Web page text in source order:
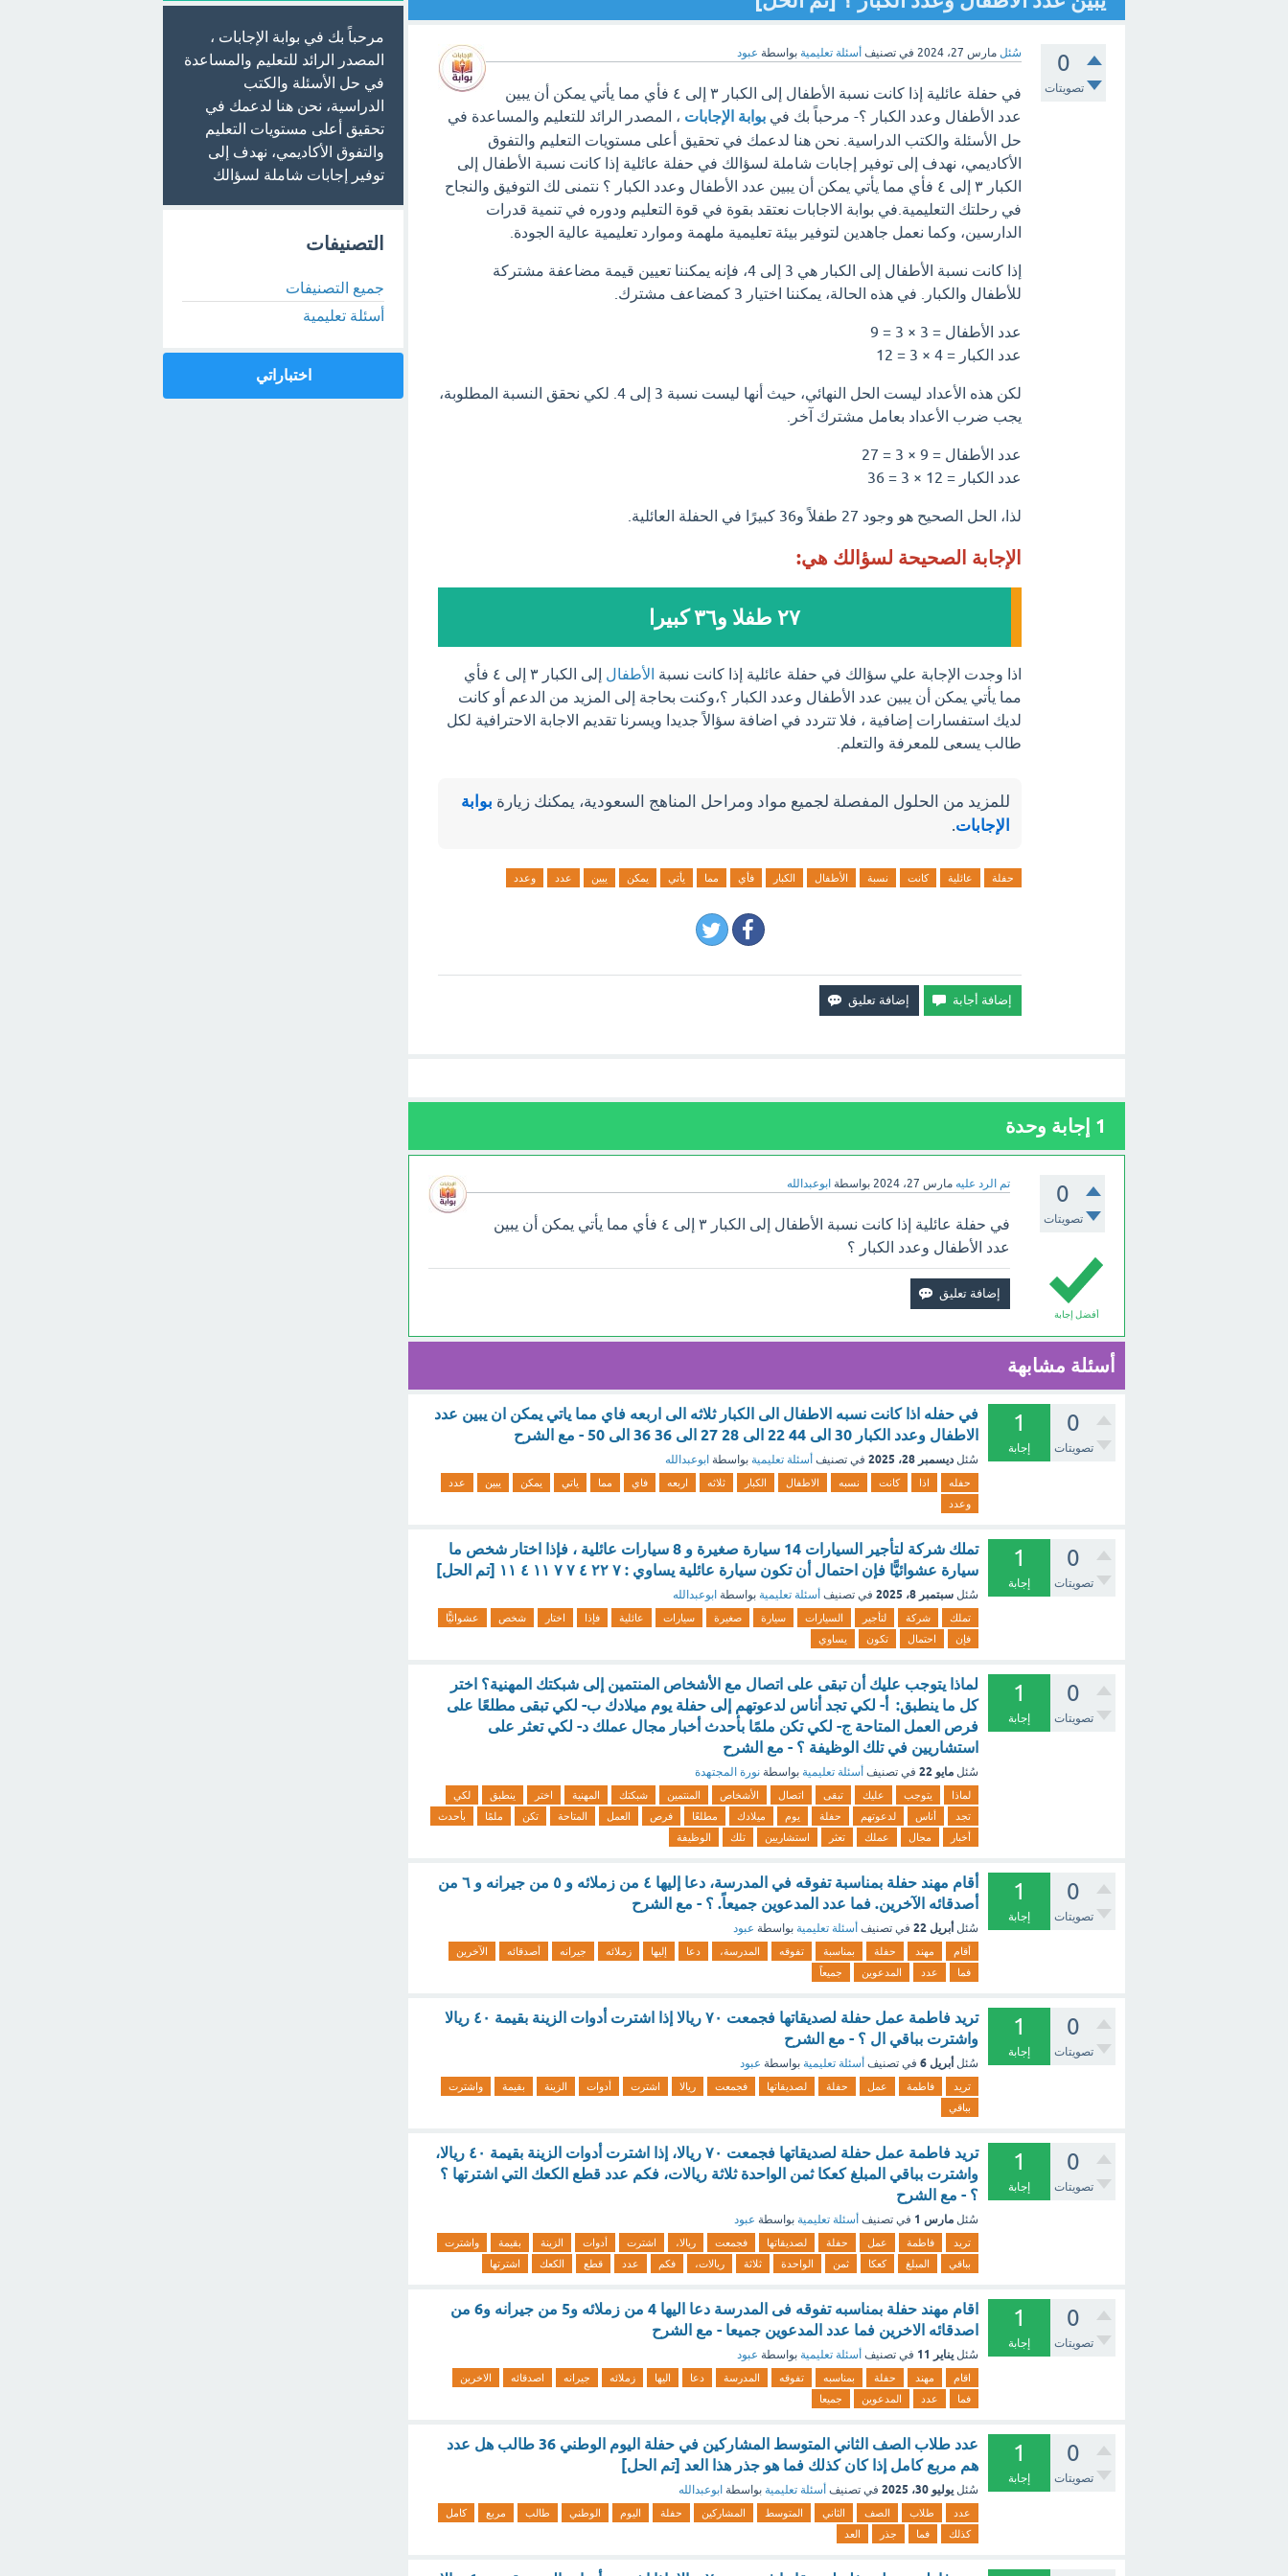
0
تصويتات
سُئل مارس 27، 2024 في تصنيف أسئلة تعليمية بواسطة عبود
في حفلة عائلية إذا كانت نسبة الأطفال إلى الكبار ٣ إلى ٤ فأي مما يأتي يمكن أن يبين
عدد الأطفال وعدد الكبار ؟- مرحباً بك في بوابة الإجابات ، المصدر الرائد للتعليم والمساعدة في
حل الأسئلة والكتب الدراسية. نحن هنا لدعمك في تحقيق أعلى مستويات التعليم والتفوق
الأكاديمي، نهدف إلى توفير إجابات شاملة لسؤالك في حفلة عائلية إذا كانت نسبة الأطفال إلى
الكبار ٣ إلى ٤ فأي مما يأتي يمكن أن يبين عدد الأطفال وعدد الكبار ؟ نتمنى لك التوفيق والنجاح
في رحلتك التعليمية.في بوابة الاجابات نعتقد بقوة في قوة التعليم ودوره في تنمية قدرات
الدارسين، وكما نعمل جاهدين لتوفير بيئة تعليمية ملهمة وموارد تعليمية عالية الجودة.
إذا كانت نسبة الأطفال إلى الكبار هي 3 إلى 4، فإنه يمكننا تعيين قيمة مضاعفة مشتركة
للأطفال والكبار. في هذه الحالة، يمكننا اختيار 3 كمضاعف مشترك.
عدد الأطفال = 3 × 3 = 9
عدد الكبار = 4 × 3 = 12
لكن هذه الأعداد ليست الحل النهائي، حيث أنها ليست نسبة 3 إلى 4. لكي نحقق النسبة المطلوبة،
يجب ضرب الأعداد بعامل مشترك آخر.
عدد الأطفال = 9 × 3 = 27
عدد الكبار = 12 × 3 = 36
لذا، الحل الصحيح هو وجود 27 طفلاً و36 كبيرًا في الحفلة العائلية.
الإجابة الصحيحة لسؤالك هي:
٢٧ طفلا و٣٦ كبيرا
اذا وجدت الإجابة علي سؤالك في حفلة عائلية إذا كانت نسبة الأطفال
إلى الكبار ٣ إلى ٤ فأي
مما يأتي يمكن أن يبين عدد الأطفال وعدد الكبار ؟،وكنت بحاجة إلى المزيد من الدعم أو كانت
لديك استفسارات إضافية ، فلا تتردد في اضافة سؤالاً جديدا ويسرنا تقديم الاجابة الاحترافية لكل
طالب يسعى للمعرفة والتعلم.
للمزيد من الحلول المفصلة لجميع مواد ومراحل المناهج السعودية، يمكنك زيارة بوابة
الإجابات.
حفلة عائلية كانت نسبة الأطفال الكبار فأي مما يأتي يمكن يبين عدد وعدد
1 إجابة وحدة
0
تصويتات
تم الرد عليه مارس 27، 2024 بواسطة ابوعبدالله
أفضل إجابة
في حفلة عائلية إذا كانت نسبة الأطفال إلى الكبار ٣ إلى ٤ فأي مما يأتي يمكن أن يبين
عدد الأطفال وعدد الكبار ؟
أسئلة مشابهة
0
تصويتات
1
إجابة
في حفله اذا كانت نسبه الاطفال الى الكبار ثلاثه الى اربعه فاي مما ياتي يمكن ان يبين عدد
الاطفال وعدد الكبار 30 الى 44 22 الى 28 27 الى 36 36 الى 50 - مع الشرح
سُئل ديسمبر 28، 2025 في تصنيف أسئلة تعليمية بواسطة ابوعبدالله
حفله اذا كانت نسبه الاطفال الكبار ثلاثه اربعه فاي مما ياتي يمكن يبين
عدد
وعدد
0
تصويتات
1
إجابة
تملك شركة لتأجير السيارات 14 سيارة صغيرة و 8 سيارات عائلية ، فإذا اختار شخص ما
سيارة عشوائيًّا فإن احتمال أن تكون سيارة عائلية يساوي : ٧ ٢٢ ٤ ٧ ٧ ١١ ٤ ١١ [تم الحل]
سُئل سبتمبر 8، 2025 في تصنيف أسئلة تعليمية بواسطة ابوعبدالله
تملك شركة لتأجير السيارات سيارة صغيرة سيارات عائلية فإذا اختار شخص
عشوائيًّا
فإن
احتمال تكون يساوي
0
تصويتات
1
إجابة
لماذا يتوجب عليك أن تبقى على اتصال مع الأشخاص المنتمين إلى شبكتك المهنية؟ اختر
كل ما ينطبق: أ- لكي تجد أناس لدعوتهم إلى حفلة يوم ميلادك ب- لكي تبقى مطلعًا على
فرص العمل المتاحة ج- لكي تكن ملمًا بأحدث أخبار مجال عملك د- لكي تعثر على
استشاريين في تلك الوظيفة ؟ - مع الشرح
سُئل مايو 22 في تصنيف أسئلة تعليمية بواسطة نورة المجتهدة
لماذا يتوجب عليك تبقى اتصال الأشخاص المنتمين شبكتك المهنية اختر ينطبق
لكي
تجد
أناس لدعوتهم حفلة يوم ميلادك مطلعًا فرص العمل المتاحة تكن ملمًا
بأحدث
أخبار
مجال عملك تعثر استشاريين تلك الوظيفة
0
تصويتات
1
إجابة
أقام مهند حفلة بمناسبة تفوقه في المدرسة، دعا إليها ٤ من زملائه و ٥ من جيرانه و ٦ من
أصدقائه الآخرين. فما عدد المدعوين جميعاً. ؟ - مع الشرح
سُئل أبريل 22 في تصنيف أسئلة تعليمية بواسطة عبود
أقام مهند حفلة بمناسبة تفوقه المدرسة، دعا إليها زملائه جيرانه أصدقائه
الآخرين
فما
عدد المدعوين جميعاً
0
تصويتات
1
إجابة
تريد فاطمة عمل حفلة لصديقاتها فجمعت ٧٠ ريالا إذا اشترت أدوات الزينة بقيمة ٤٠ ريالا
واشترت بباقي ال ؟ - مع الشرح
سُئل أبريل 6 في تصنيف أسئلة تعليمية بواسطة عبود
تريد فاطمة عمل حفلة لصديقاتها فجمعت ريالا اشترت أدوات الزينة بقيمة
واشترت
بباقي
0
تصويتات
1
إجابة
تريد فاطمة عمل حفلة لصديقاتها فجمعت ٧٠ ريالا، إذا اشترت أدوات الزينة بقيمة ٤٠ ريالا،
واشترت بباقي المبلغ كعكا ثمن الواحدة ثلاثة ريالات، فكم عدد قطع الكعك التي اشترتها ؟
؟ - مع الشرح
سُئل مارس 1 في تصنيف أسئلة تعليمية بواسطة عبود
تريد فاطمة عمل حفلة لصديقاتها فجمعت ريالا، اشترت أدوات الزينة بقيمة
واشترت
بباقي
المبلغ كعكا ثمن الواحدة ثلاثة ريالات، فكم عدد قطع الكعك اشترتها
0
تصويتات
1
إجابة
اقام مهند حفلة بمناسبه تفوقه فى المدرسة دعا اليها 4 من زملائه و5 من جيرانه و6 من
اصدقائه الاخرين فما عدد المدعوين جميعا - مع الشرح
سُئل يناير 11 في تصنيف أسئلة تعليمية بواسطة عبود
اقام مهند حفلة بمناسبه تفوقه المدرسة دعا اليها زملائه جيرانه اصدقائه
الاخرين
فما
عدد المدعوين جميعا
0
تصويتات
1
إجابة
عدد طلاب الصف الثاني المتوسط المشاركين في حفلة اليوم الوطني 36 طالب هل عدد
هم مربع كامل إذا كان كذلك فما هو جذر هذا العد [تم الحل]
سُئل يوليو 30، 2025 في تصنيف أسئلة تعليمية بواسطة ابوعبدالله
عدد طلاب الصف الثاني المتوسط المشاركين حفلة اليوم الوطني طالب مربع
كامل
كذلك
فما جذر العد
مرحباً بك في بوابة الإجابات ،
المصدر الرائد للتعليم والمساعدة
في حل الأسئلة والكتب
الدراسية، نحن هنا لدعمك في
تحقيق أعلى مستويات التعليم
والتفوق الأكاديمي، نهدف إلى
توفير إجابات شاملة لسؤالك
التصنيفات
جميع التصنيفات
أسئلة تعليمية
اختباراتي